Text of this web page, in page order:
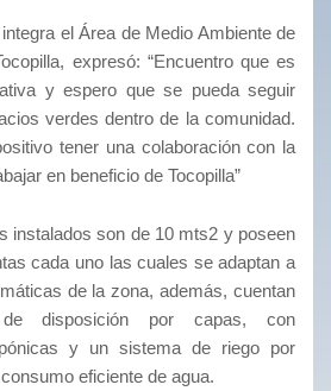
el Área de Medio Ambiente de
expresó: “Encuentro que es
y espero que se pueda seguir
verdes dentro de la comunidad.
tener una colaboración con la
en beneficio de Tocopilla”
instalados son de 10 mts2 y poseen
cada uno las cuales se adaptan a
de la zona, además, cuentan
disposición por capas, con
y un sistema de riego por
eficiente de agua.